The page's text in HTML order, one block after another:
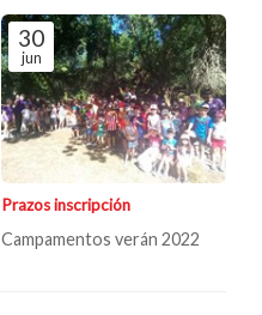
30
jun
Prazos inscripción
Campamentos verán 2022